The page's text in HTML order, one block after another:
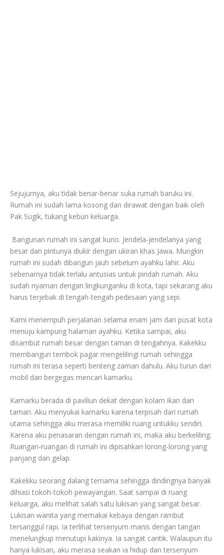
Sejujurnya, aku tidak benar-benar suka rumah baruku ini.
Rumah ini sudah lama kosong dan dirawat dengan baik oleh
Pak Sugik, tukang kebun keluarga.
Bangunan rumah ini sangat kuno. Jendela-jendelanya yang
besar dan pintunya diukir dengan ukiran khas Jawa. Mungkin
rumah ini sudah dibangun jauh sebelum ayahku lahir. Aku
sebenarnya tidak terlalu antusias untuk pindah rumah. Aku
sudah nyaman dengan lingkunganku di kota, tapi sekarang aku
harus terjebak di tengah-tengah pedesaan yang sepi.
Kami menempuh perjalanan selama enam jam dari pusat kota
menuju kampung halaman ayahku. Ketika sampai, aku
disambut rumah besar dengan taman di tengahnya. Kakekku
membangun tembok pagar mengelilingi rumah sehingga
rumah ini terasa seperti benteng zaman dahulu. Aku turun dari
mobil dan bergegas mencari kamarku.
Kamarku berada di paviliun dekat dengan kolam ikan dan
taman. Aku menyukai kamarku karena terpisah dari rumah
utama sehingga aku merasa memiliki ruang untukku sendiri.
Karena aku penasaran dengan rumah ini, maka aku berkeliling.
Ruangan-ruangan di rumah ini dipisahkan lorong-lorong yang
panjang dan gelap.
Kakekku seorang dalang ternama sehingga dindingnya banyak
dihiasi tokoh-tokoh pewayangan. Saat sampai di ruang
keluarga, aku melihat salah satu lukisan yang sangat besar.
Lukisan wanita yang memakai kebaya dengan rambut
tersanggul rapi. Ia terlihat tersenyum manis dengan tangan
menelungkup menutupi kakinya. Ia sangat cantik. Walaupun itu
hanya lukisan, aku merasa seakan ia hidup dan tersenyum